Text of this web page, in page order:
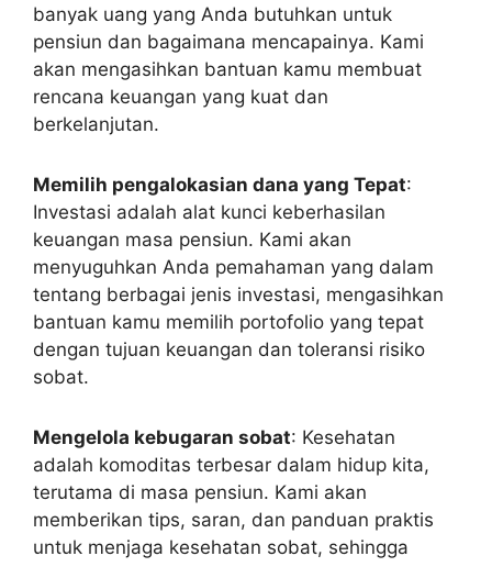
banyak uang yang Anda butuhkan untuk
pensiun dan bagaimana mencapainya. Kami
akan mengasihkan bantuan kamu membuat
rencana keuangan yang kuat dan
berkelanjutan.
Memilih pengalokasian dana yang Tepat:
Investasi adalah alat kunci keberhasilan
keuangan masa pensiun. Kami akan
menyuguhkan Anda pemahaman yang dalam
tentang berbagai jenis investasi, mengasihkan
bantuan kamu memilih portofolio yang tepat
dengan tujuan keuangan dan toleransi risiko
sobat.
Mengelola kebugaran sobat: Kesehatan
adalah komoditas terbesar dalam hidup kita,
terutama di masa pensiun. Kami akan
memberikan tips, saran, dan panduan praktis
untuk menjaga kesehatan sobat, sehingga